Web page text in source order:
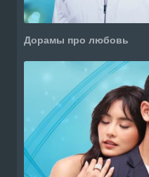
Дорамы про любовь